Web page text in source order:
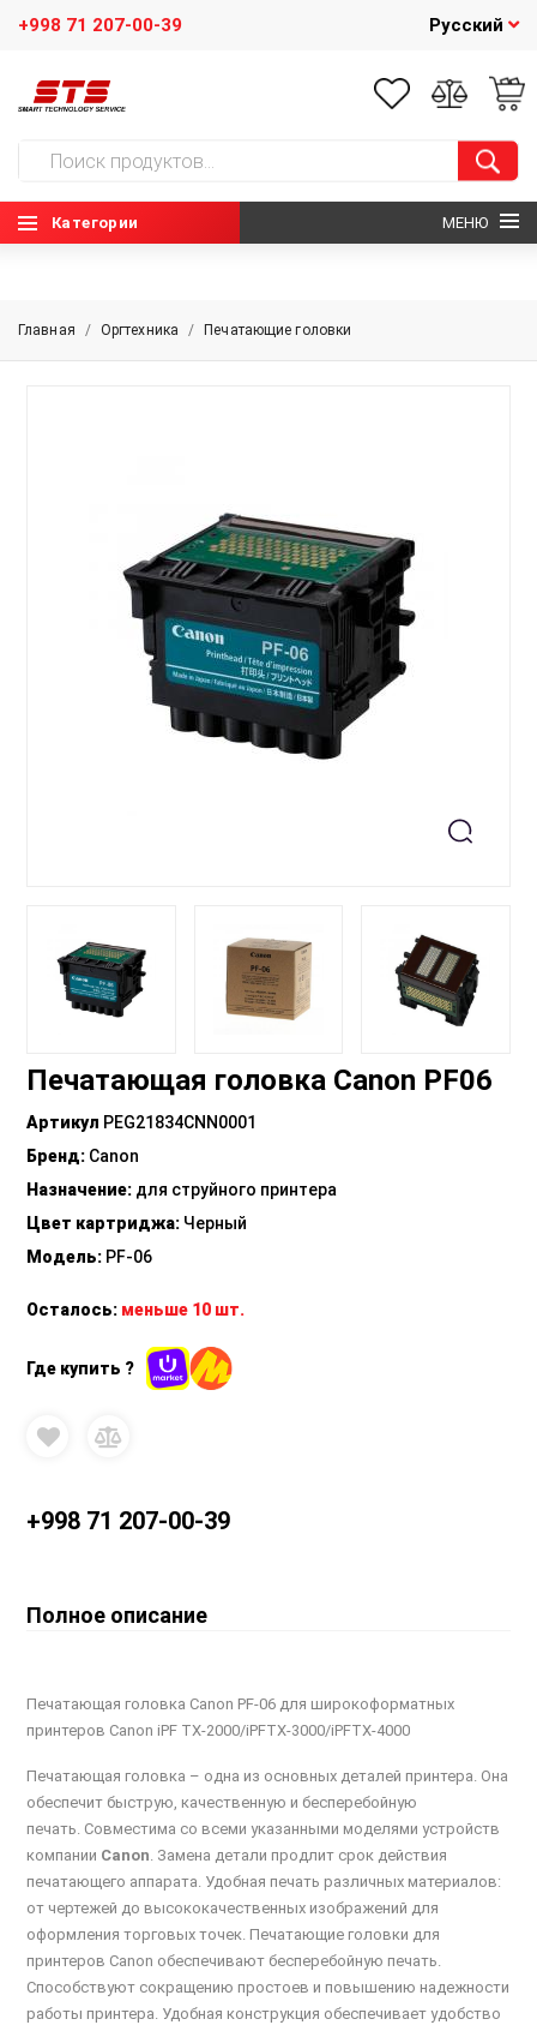
+998 71 207-00-39 Русский
Категории МЕНЮ
+99871 207-00-39 info@sts.uz
Главная / Оргтехника / Печатающие головки
Печатающая головка Canon PF06
Артикул PEG21834CNN0001
Бренд: Canon
Назначение: для струйного принтера
Цвет картриджа: Черный
Модель: PF-06
Осталось: меньше 10 шт.
Где купить ?
+998 71 207-00-39
Полное описание
Печатающая головка Canon PF-06 для широкоформатных
принтеров Canon iPF TX-2000/iPFTX-3000/iPFTX-4000
Печатающая головка – одна из основных деталей принтера. Она
обеспечит быструю, качественную и бесперебойную
печать. Совместима со всеми указанными моделями устройств
компании Canon. Замена детали продлит срок действия
печатающего аппарата. Удобная печать различных материалов:
от чертежей до высококачественных изображений для
оформления торговых точек. Печатающие головки для
принтеров Canon обеспечивают бесперебойную печать.
Способствуют сокращению простоев и повышению надежности
работы принтера. Удобная конструкция обеспечивает удобство